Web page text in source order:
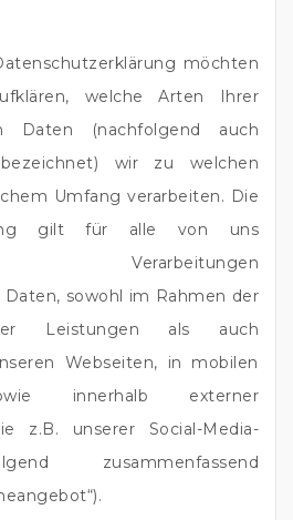
möchten
welche Arten Ihrer
Daten (nachfolgend auch
wir zu welchen
Umfang verarbeiten. Die
gilt für alle von uns
Verarbeitungen
sowohl im Rahmen der
Leistungen als auch
Webseiten, in mobilen
innerhalb externer
z.B. unserer Social-Media-
zusammenfassend